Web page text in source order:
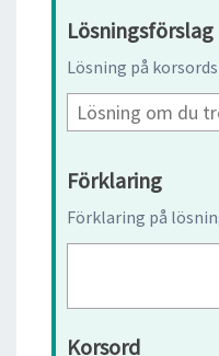
Lösningsförslag
Lösning på
Förklaring
Förklaring på
Korsord